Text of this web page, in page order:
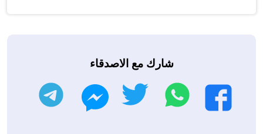
شارك مع الاصدقاء
فيسبوك
واتساب تويتر ماسنجر